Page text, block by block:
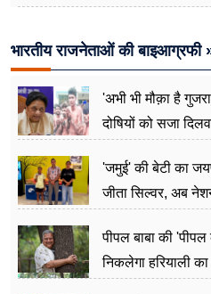
भारतीय राजनेताओं की बाइआग्रफी
'अभी भी मौक़ा है
दोषियों को सजा
'जमुई' की बेटी का
जीता सिल्वर, अब
पीपल बाबा की
निकलेगा हरियाली का